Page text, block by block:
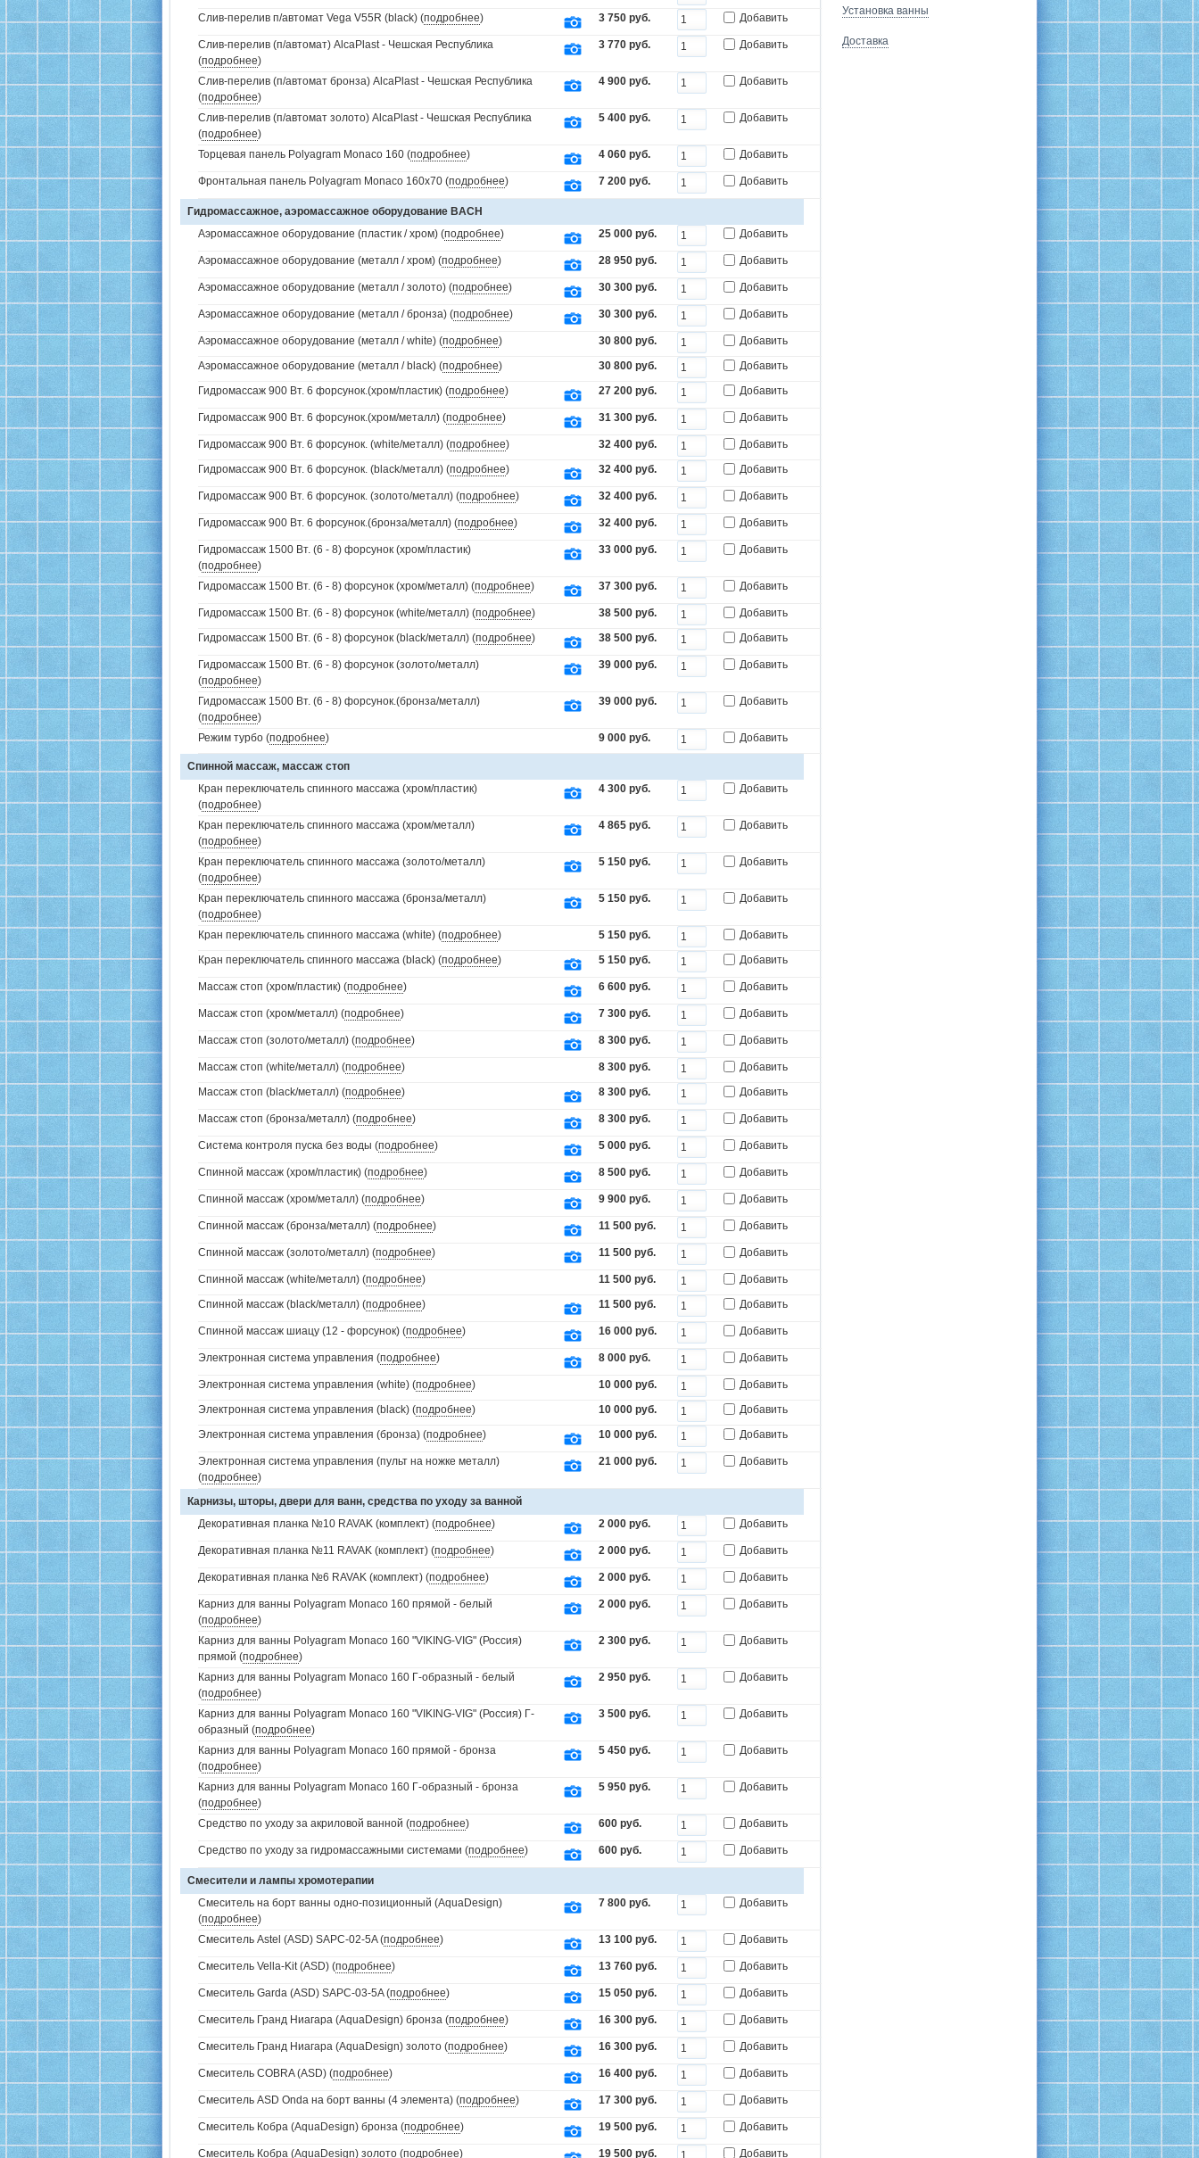
Слив-перелив п/автомат Vega V55R (black) (подробнее) 3 750 руб. Добавить
Слив-перелив (п/автомат) AlcaPlast - Чешская Республика
(подробнее)
3 770 руб. Добавить
Слив-перелив (п/автомат бронза) AlcaPlast - Чешская Республика
(подробнее)
4 900 руб. Добавить
Слив-перелив (п/автомат золото) AlcaPlast - Чешская Республика
(подробнее)
5 400 руб. Добавить
Торцевая панель Polyagram Monaco 160 (подробнее) 4 060 руб. Добавить
Фронтальная панель Polyagram Monaco 160x70 (подробнее) 7 200 руб. Добавить
Гидромассажное, аэромассажное оборудование BACH
Аэромассажное оборудование (пластик / хром) (подробнее) 25 000 руб. Добавить
Аэромассажное оборудование (металл / хром) (подробнее) 28 950 руб. Добавить
Аэромассажное оборудование (металл / золото) (подробнее) 30 300 руб. Добавить
Аэромассажное оборудование (металл / бронза) (подробнее) 30 300 руб. Добавить
Аэромассажное оборудование (металл / white) (подробнее) 30 800 руб.
Добавить
Аэромассажное оборудование (металл / black) (подробнее) 30 800 руб.
Добавить
Гидромассаж 900 Вт. 6 форсунок.(хром/пластик) (подробнее) 27 200 руб. Добавить
Гидромассаж 900 Вт. 6 форсунок.(хром/металл) (подробнее) 31 300 руб. Добавить
Гидромассаж 900 Вт. 6 форсунок. (white/металл) (подробнее) 32 400 руб.
Добавить
Гидромассаж 900 Вт. 6 форсунок. (black/металл) (подробнее) 32 400 руб. Добавить
Гидромассаж 900 Вт. 6 форсунок. (золото/металл) (подробнее) 32 400 руб. Добавить
Гидромассаж 900 Вт. 6 форсунок.(бронза/металл) (подробнее) 32 400 руб. Добавить
Гидромассаж 1500 Вт. (6 - 8) форсунок (хром/пластик)
(подробнее)
33 000 руб. Добавить
Гидромассаж 1500 Вт. (6 - 8) форсунок (хром/металл) (подробнее) 37 300 руб. Добавить
Гидромассаж 1500 Вт. (6 - 8) форсунок (white/металл) (подробнее) 38 500 руб.
Добавить
Гидромассаж 1500 Вт. (6 - 8) форсунок (black/металл) (подробнее) 38 500 руб. Добавить
Гидромассаж 1500 Вт. (6 - 8) форсунок (золото/металл)
(подробнее)
39 000 руб. Добавить
Гидромассаж 1500 Вт. (6 - 8) форсунок.(бронза/металл)
(подробнее)
39 000 руб. Добавить
Режим турбо (подробнее) 9 000 руб. Добавить
Спинной массаж, массаж стоп
Кран переключатель спинного массажа (хром/пластик)
(подробнее)
4 300 руб. Добавить
Кран переключатель спинного массажа (хром/металл)
(подробнее)
4 865 руб. Добавить
Кран переключатель спинного массажа (золото/металл)
(подробнее)
5 150 руб. Добавить
Кран переключатель спинного массажа (бронза/металл)
(подробнее)
5 150 руб. Добавить
Кран переключатель спинного массажа (white) (подробнее) 5 150 руб.
Добавить
Кран переключатель спинного массажа (black) (подробнее) 5 150 руб. Добавить
Массаж стоп (хром/пластик) (подробнее) 6 600 руб. Добавить
Массаж стоп (хром/металл) (подробнее) 7 300 руб. Добавить
Массаж стоп (золото/металл) (подробнее) 8 300 руб. Добавить
Массаж стоп (white/металл) (подробнее) 8 300 руб.
Добавить
Массаж стоп (black/металл) (подробнее) 8 300 руб. Добавить
Массаж стоп (бронза/металл) (подробнее) 8 300 руб. Добавить
Система контроля пуска без воды (подробнее) 5 000 руб. Добавить
Спинной массаж (хром/пластик) (подробнее) 8 500 руб. Добавить
Спинной массаж (хром/металл) (подробнее) 9 900 руб. Добавить
Спинной массаж (бронза/металл) (подробнее) 11 500 руб. Добавить
Спинной массаж (золото/металл) (подробнее) 11 500 руб. Добавить
Спинной массаж (white/металл) (подробнее) 11 500 руб.
Добавить
Спинной массаж (black/металл) (подробнее) 11 500 руб. Добавить
Спинной массаж шиацу (12 - форсунок) (подробнее) 16 000 руб. Добавить
Электронная система управления (подробнее) 8 000 руб. Добавить
Электронная система управления (white) (подробнее) 10 000 руб.
Добавить
Электронная система управления (black) (подробнее) 10 000 руб.
Добавить
Электронная система управления (бронза) (подробнее) 10 000 руб. Добавить
Электронная система управления (пульт на ножке металл)
(подробнее)
21 000 руб. Добавить
Карнизы, шторы, двери для ванн, средства по уходу за ванной
Декоративная планка №10 RAVAK (комплект) (подробнее) 2 000 руб. Добавить
Декоративная планка №11 RAVAK (комплект) (подробнее) 2 000 руб. Добавить
Декоративная планка №6 RAVAK (комплект) (подробнее) 2 000 руб. Добавить
Карниз для ванны Polyagram Monaco 160 прямой - белый
(подробнее)
2 000 руб. Добавить
Карниз для ванны Polyagram Monaco 160 "VIKING-VIG" (Россия)
прямой (подробнее)
2 300 руб. Добавить
Карниз для ванны Polyagram Monaco 160 Г-образный - белый
(подробнее)
2 950 руб. Добавить
Карниз для ванны Polyagram Monaco 160 "VIKING-VIG" (Россия) Г-
образный (подробнее)
3 500 руб. Добавить
Карниз для ванны Polyagram Monaco 160 прямой - бронза
(подробнее)
5 450 руб. Добавить
Карниз для ванны Polyagram Monaco 160 Г-образный - бронза
(подробнее)
5 950 руб. Добавить
Средство по уходу за акриловой ванной (подробнее) 600 руб. Добавить
Средство по уходу за гидромассажными системами (подробнее) 600 руб. Добавить
Смесители и лампы хромотерапии
Смеситель на борт ванны одно-позиционный (AquaDesign)
(подробнее)
7 800 руб. Добавить
Смеситель Astel (ASD) SAPC-02-5A (подробнее) 13 100 руб. Добавить
Смеситель Vella-Kit (ASD) (подробнее) 13 760 руб. Добавить
Смеситель Garda (ASD) SAPC-03-5A (подробнее) 15 050 руб. Добавить
Смеситель Гранд Ниагара (AquaDesign) бронза (подробнее) 16 300 руб. Добавить
Смеситель Гранд Ниагара (AquaDesign) золото (подробнее) 16 300 руб. Добавить
Смеситель COBRA (ASD) (подробнее) 16 400 руб. Добавить
Смеситель ASD Onda на борт ванны (4 элемента) (подробнее) 17 300 руб. Добавить
Смеситель Кобра (AquaDesign) бронза (подробнее) 19 500 руб. Добавить
Смеситель Кобра (AquaDesign) золото (подробнее) 19 500 руб. Добавить
Установка ванны
Доставка